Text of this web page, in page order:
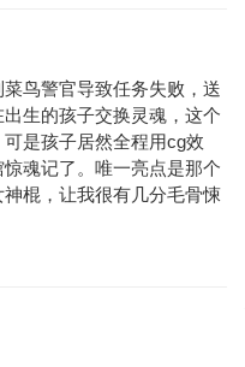
鸟警官导致任务失败，送
生的孩子交换灵魂，这个
是孩子居然全程用cg效
魂记了。唯一亮点是那个
棍，让我很有几分毛骨悚